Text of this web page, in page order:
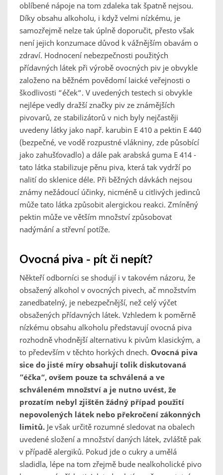
oblíbené nápoje na tom zdaleka tak špatně nejsou.
Díky obsahu alkoholu, i když velmi nízkému, je
samozřejmě nelze tak úplně doporučit, přesto však
není jejich konzumace důvod k vážnějším obavám o
zdraví. Hodnocení nebezpečnosti použitých
přídavných látek při výrobě ovocných piv je obvykle
založeno na běžném povědomí laické veřejnosti o
škodlivosti “éček“. V uvedených testech si obvykle
nejlépe vedly dražší značky piv ze známějších
pivovarů, ze stabilizátorů v nich byly nejčastěji
uvedeny látky jako např. karubin E 410 a pektin E 440
(bezpečné, ve vodě rozpustné vlákniny, zde působící
jako zahušťovadlo) a dále pak arabská guma E 414 -
tato látka stabilizuje pěnu piva, která tak vydrží po
nalití do sklenice déle. Při běžných dávkách nejsou
známy nežádoucí účinky, nicméně u citlivých jedinců
může tato látka způsobit alergickou reakci. Zmíněný
pektin může ve větším množství způsobovat
nadýmání a střevní potíže.
Ovocná piva - pít či nepít?
Někteří odborníci se shodují i v takovém názoru, že
obsažený alkohol v ovocných pivech, ač množstvím
zanedbatelný, je nebezpečnější, než celý výčet
obsažených přídavných látek. Vzhledem k poměrně
nízkému obsahu alkoholu představují ovocná piva
rozhodně vhodnější alternativu k pivům klasickým, a
to především v těchto horkých dnech. Ovocná piva
sice do jisté míry obsahují tolik diskutovaná
”éčka“, ovšem pouze ta schválená a ve
schváleném množství a je nutno uvést, že
prozatím nebyl zjištěn žádný případ použití
nepovolených látek nebo překročení zákonných
limitů. Je však určitě rozumné sledovat na obalech
uvedené složení a množství daných látek, zvláště pak
v případě alergiků. Pokud jde o cukry a umělá
sladidla, lépe na tom zřejmě bude nealkoholické pivo